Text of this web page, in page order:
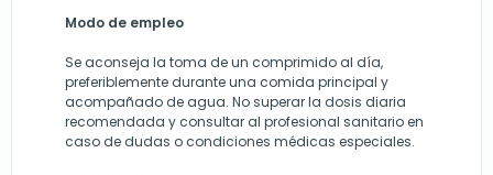
Modo de empleo
Se aconseja la toma de un comprimido al día,
preferiblemente durante una comida principal y
acompañado de agua. No superar la dosis diaria
recomendada y consultar al profesional sanitario en
caso de dudas o condiciones médicas especiales.